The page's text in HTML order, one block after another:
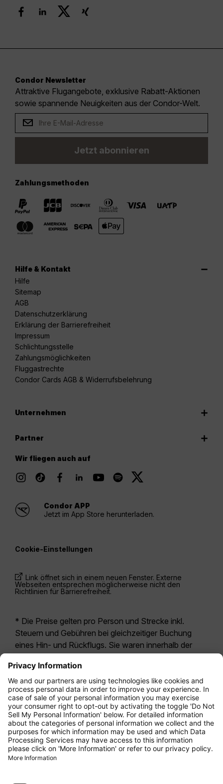
Condor Newsletter
Attraktive Flugangebote, exklusive Rabatt-Aktionen
sowie spannende Neuigkeiten aus der Condor-Welt.
Jetzt abonnieren
Zahlungsmethoden
Hilfe & Kontakt
Hilfe
Sitemap
AGB
Datenschutzerklärung
Erklärung der Barrierefreiheit
Impressum
Schlichtungsstelle
Zahlungsmöglichkeiten
Fluggastrechte
Condor Cards AGB & Widerrufsbelehrung
Unternehmen
Partner
Wir fliegen auch auf
Condor APP
Jetzt im App Store herunterladen.
Cookie-Einstellungen
Link öffnet sich in einem neuen Fenster. Externe
Webseiten entsprechen möglicherweise nicht den
Richtlinien für Barrierefreiheit.
* Die Preise gelten pro Person und Strecke inkl.
Steuern und Gebühren bei gleichzeitiger Buchung
eines Hin- und Rückflugs. Sie waren innerhalb der
möglicherweise nicht mehr aktuell. Bei den für die
Economy Class angegebenen Tarifen handelt es
sich i.d.R. um Economy Zero, unsere restriktivste
Tarifoption. Es können hierfür zusätzliche Gebühren
fürAufgabegepäck oder für andere optionale
Leistungen anfallen. Es gelten dieAllgemeinen
Geschäftsbedingungen .